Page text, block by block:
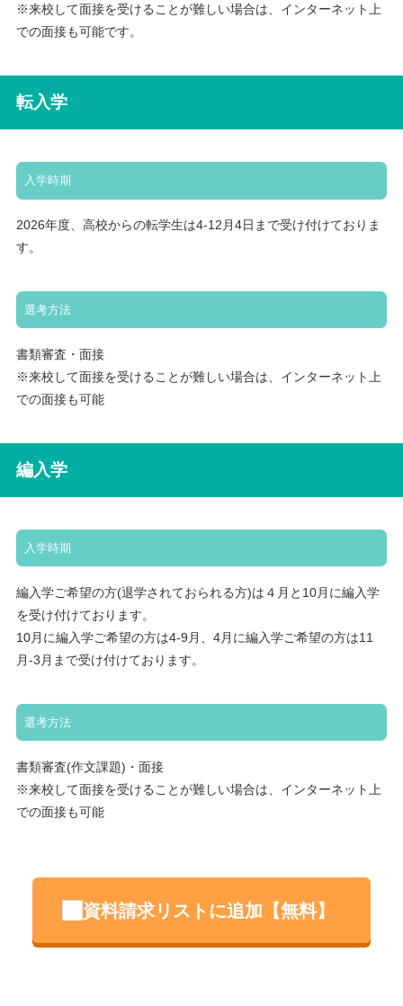
※来校して面接を受けることが難しい場合は、インターネット上
での面接も可能です。
転入学
入学時期
2026年度、高校からの転学生は4-12月4日まで受け付けておりま
す。
選考方法
書類審査・面接
※来校して面接を受けることが難しい場合は、インターネット上
での面接も可能
編入学
入学時期
編入学ご希望の方(退学されておられる方)は４月と10月に編入学
を受け付けております。
10月に編入学ご希望の方は4-9月、4月に編入学ご希望の方は11
月-3月まで受け付けております。
選考方法
書類審査(作文課題)・面接
※来校して面接を受けることが難しい場合は、インターネット上
での面接も可能
資料請求リストに追加【無料】